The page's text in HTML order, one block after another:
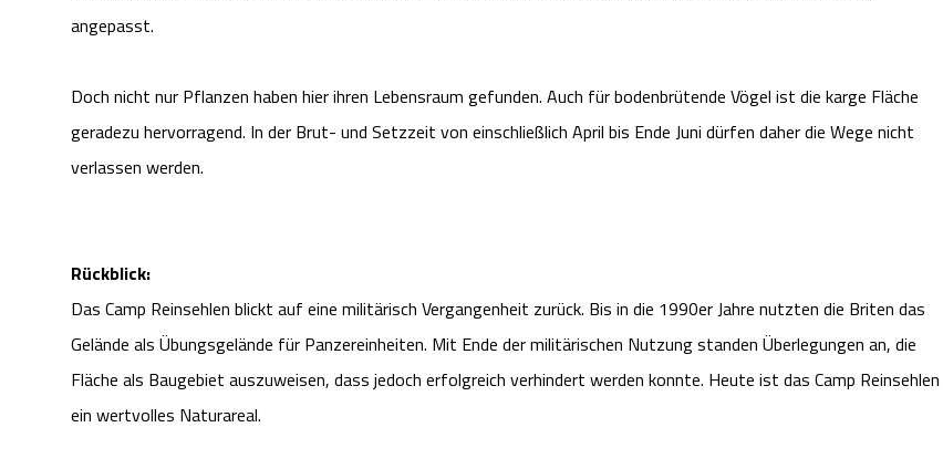
angepasst.
Doch nicht nur Pflanzen haben hier ihren Lebensraum gefunden. Auch für bodenbrütende Vögel ist die karge Fläche
geradezu hervorragend. In der Brut- und Setzzeit von einschließlich April bis Ende Juni dürfen daher die Wege nicht
verlassen werden.
Rückblick:
Das Camp Reinsehlen blickt auf eine militärisch Vergangenheit zurück. Bis in die 1990er Jahre nutzten die Briten das
Gelände als Übungsgelände für Panzereinheiten. Mit Ende der militärischen Nutzung standen Überlegungen an, die
Fläche als Baugebiet auszuweisen, dass jedoch erfolgreich verhindert werden konnte. Heute ist das Camp Reinsehlen
ein wertvolles Naturareal.